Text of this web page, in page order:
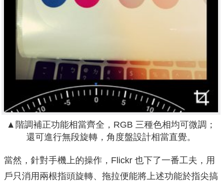
▲階調補正功能相當齊全， RGB 三種色相均可微調；
還可進行無段旋轉，角度盤設計相當直覺。
當然，針對手機上的操作，Flickr 也下了一番工夫，用
戶只消用兩根指頭旋轉、拖拉便能將上述功能於指尖搞